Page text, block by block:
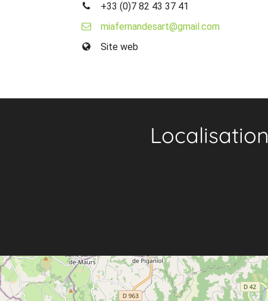
+33 (0)7 82 43 37 41
miafernandesart@gmail.com
Site web
Localisation